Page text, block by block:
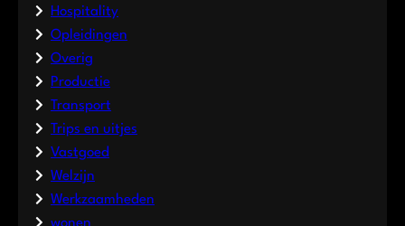
Hospitality
Opleidingen
Overig
Productie
Transport
Trips en uitjes
Vastgoed
Welzijn
Werkzaamheden
wonen